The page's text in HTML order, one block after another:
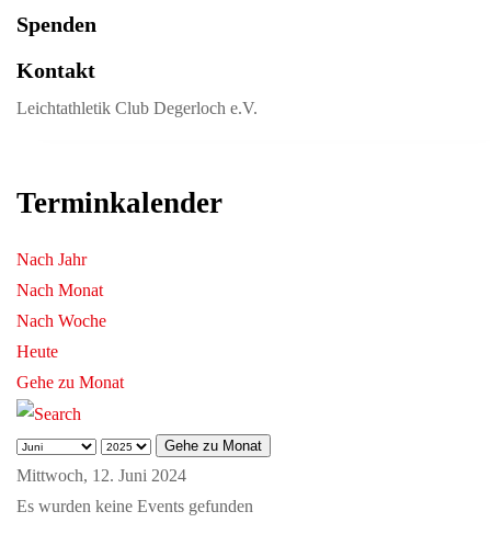
Spenden
Kontakt
Leichtathletik Club Degerloch e.V.
Terminkalender
Nach Jahr
Nach Monat
Nach Woche
Heute
Gehe zu Monat
Gehe zu Monat
Mittwoch, 12. Juni 2024
Es wurden keine Events gefunden